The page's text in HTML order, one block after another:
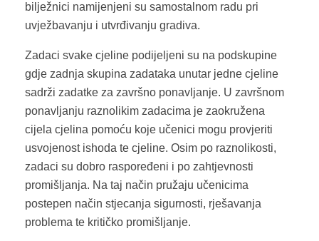
bilježnici namijenjeni su samostalnom radu pri
uvježbavanju i utvrđivanju gradiva.
Zadaci svake cjeline podijeljeni su na podskupine
gdje zadnja skupina zadataka unutar jedne cjeline
sadrži zadatke za završno ponavljanje. U završnom
ponavljanju raznolikim zadacima je zaokružena
cijela cjelina pomoću koje učenici mogu provjeriti
usvojenost ishoda te cjeline. Osim po raznolikosti,
zadaci su dobro raspoređeni i po zahtjevnosti
promišljanja. Na taj način pružaju učenicima
postepen način stjecanja sigurnosti, rješavanja
problema te kritičko promišljanje.